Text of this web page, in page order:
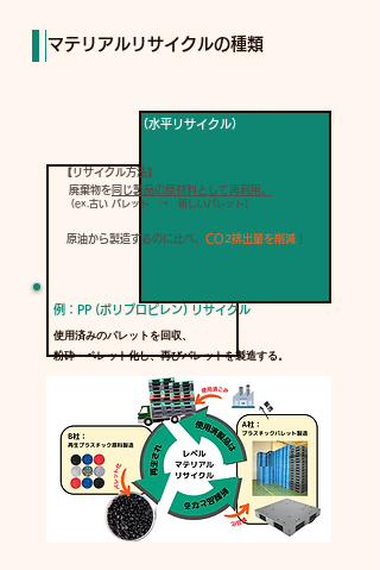
​マテリアルリサイクルの種類
例：PP ​(ポリプロピレン) リサイク​ル
使用済みのパレットを回収、
粉砕・ペレット化し、再びパレットを製造する。
【リサイクル方法】
廃棄物を 同じ製品の原材料として再利用。
（ex.古い パレット → 新しいパレット）
原油から製造するのに比べ、 CO2排出量を削減
（水平リサイクル）